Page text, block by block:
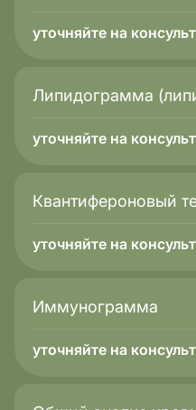
уточняйте на
Липидограмма
уточняйте на
Квантифероновый
уточняйте на
Иммунограмма
уточняйте на